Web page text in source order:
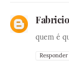
Fabricio
quem é
Responder